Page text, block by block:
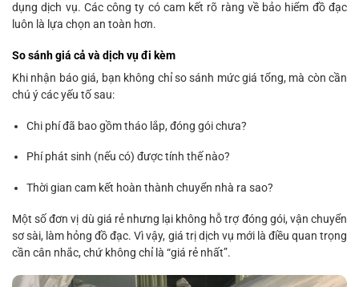
dụng dịch vụ. Các công ty có cam kết rõ ràng về bảo hiểm đồ đạc
luôn là lựa chọn an toàn hơn.
So sánh giá cả và dịch vụ đi kèm
Khi nhận báo giá, bạn không chỉ so sánh mức giá tổng, mà còn cần
chú ý các yếu tố sau:
Chi phí đã bao gồm tháo lắp, đóng gói chưa?
Phí phát sinh (nếu có) được tính thế nào?
Thời gian cam kết hoàn thành chuyển nhà ra sao?
Một số đơn vị dù giá rẻ nhưng lại không hỗ trợ đóng gói, vận chuyển
sơ sài, làm hỏng đồ đạc. Vì vậy, giá trị dịch vụ mới là điều quan trọng
cần cân nhắc, chứ không chỉ là “giá rẻ nhất”.